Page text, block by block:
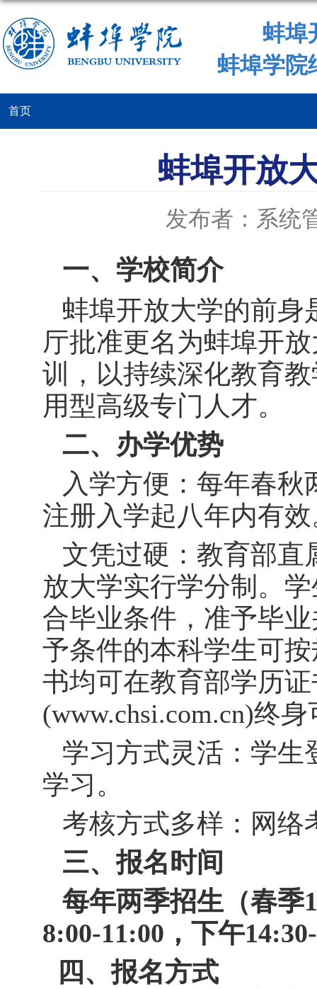
蚌埠
蚌埠学院
首页
蚌埠开放
发布者：系统
一、学校简介
蚌埠开放大学的前身
厅批准更名为蚌埠开
训，以持续深化教育
用型高级专门人才。
二、办学优势
入学方便：每年春
注册入学起八年内有
文凭过硬：教育部直
放大学实行学分制。
合毕业条件，准予毕
予条件的本科学生可
书均可在教育部学历
(www.chsi.com.cn)终身
学习方式灵活：学生
学习。
考核方式多样：网络
三、报名时间
每年两季招生（春季
8:00-11:00，下午
四、报名方式